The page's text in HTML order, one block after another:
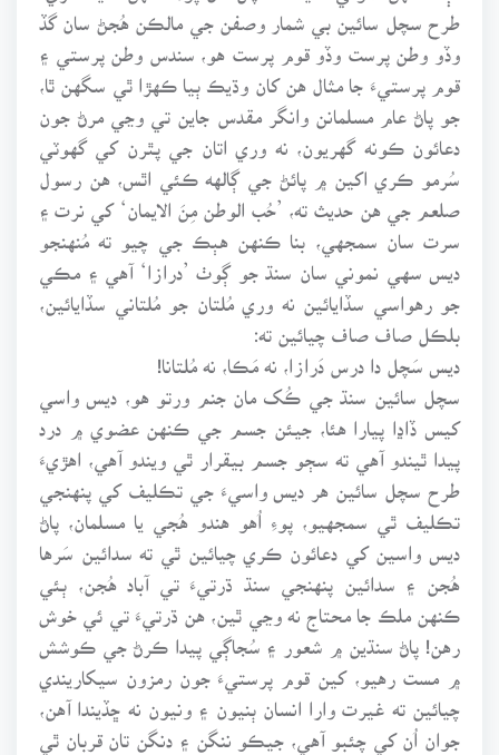
طرح سچل سائين بي شمار وصفن جي مالڪن هُجڻ سان گڏ
وڏو وطن پرست وڏو قوم پرست هو، سندس وطن پرستي ۽
قوم پرستيءَ جا مثال هن کان وڌيڪ ٻيا ڪهڙا ٿي سگهن ٿا،
جو پاڻ عام مسلمانن وانگر مقدس جاين تي وڃي مرڻ جون
دعائون ڪونه گهريون، نه وري اتان جي پٿرن کي گهوٽي
سُرمو ڪري اکين ۾ پائڻ جي ڳالهه ڪئي اٿس، هن رسول
صلعم جي هن حديث ته، ’حُب الوطن مِنَ الايمان‘ کي نرت ۽
سرت سان سمجهي، بنا ڪنهن هٻڪ جي چيو ته مُنهنجو
ديس سهي نموني سان سنڌ جو ڳوٺ ’درازا‘ آهي ۽ مڪي
جو رهواسي سڏايائين نه وري مُلتان جو مُلتاني سڏايائين،
بلڪل صاف صاف چيائين ته:
ديس سَچل دا درس دَرازا، نه مَڪا، نه مُلتانا!
سچل سائين سنڌ جي ڪُک مان جنم ورتو هو، ديس واسي
کيس ڏاڍا پيارا هئا، جيئن جسم جي ڪنهن عضوي ۾ درد
پيدا ٿيندو آهي ته سڄو جسم بيقرار ٿي ويندو آهي، اهڙيءَ
طرح سچل سائين هر ديس واسيءَ جي تڪليف کي پنهنجي
تڪليف ٿي سمجهيو، پوءِ اُهو هندو هُجي يا مسلمان، پاڻ
ديس واسين کي دعائون ڪري چيائين ٿي ته سدائين سَرها
هُجن ۽ سدائين پنهنجي سنڌ ڌرتيءَ تي آباد هُجن، ٻئي
ڪنهن ملڪ جا محتاج نه وڃي ٿين، هن ڌرتيءَ تي ئي خوش
رهن! پاڻ سنڌين ۾ شعور ۽ سُجاڳي پيدا ڪرڻ جي ڪوشش
۾ مست رهيو، کين قوم پرستيءَ جون رمزون سيکاريندي
چيائين ته غيرت وارا انسان ٻنيون ۽ ونيون نه ڇڏيندا آهن،
جوان اُن کي چئبو آهي، جيڪو ننگن ۽ دنگن تان قربان ٿي